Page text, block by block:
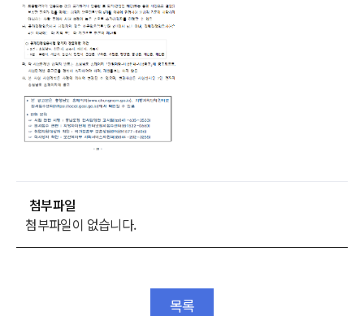
첨부파일
첨부파일이 없습니다.
목록